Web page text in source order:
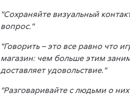
"Сохраняйте визуальный
вопрос."
"Говорить – это все равно что
магазин: чем больше этим
доставляет удовольствие."
"Разговаривайте с людьми о